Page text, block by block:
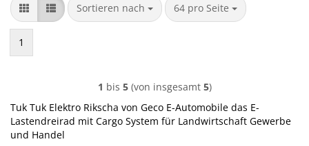
Sortieren nach
Sortieren nach 64 pro Seite
pro Seite
1
1 bis 5(von insgesamt 5)
Tuk Tuk Elektro Rikscha von Geco E-Automobile das E-
Lastendreirad mit Cargo System für Landwirtschaft Gewerbe
und Handel